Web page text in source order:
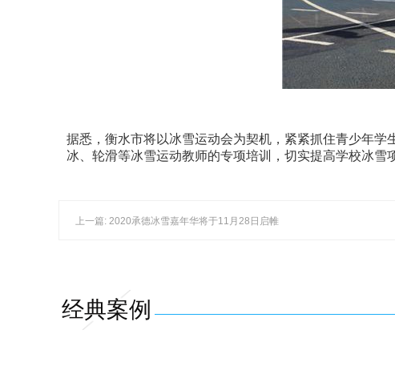
据悉，衡水市将以冰雪运动会为契机，紧紧抓住青少年
冰、轮滑等冰雪运动教师的专项培训，切实提高学校冰
上一篇: 2020承德冰雪嘉年华将于11月28日启帷
经典案例